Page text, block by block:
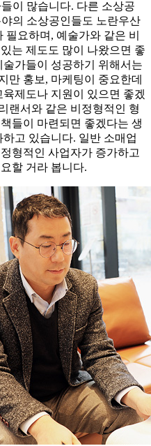
이 많습니다. 다른 소상공
의 소상공인들도 노란우산
요하며, 예술가와 같은 비
는 제도도 많이 나왔으면 좋
가들이 성공하기 위해서는
만 홍보, 마케팅이 중요한데
제도나 지원이 있으면 좋겠
랜서와 같은 비정형적인 형
들이 마련되면 좋겠다는 생
고 있습니다. 일반 소매업
형적인 사업자가 증가하고
할 거라 봅니다.